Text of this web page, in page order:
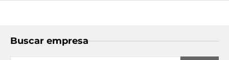
Buscar empresa